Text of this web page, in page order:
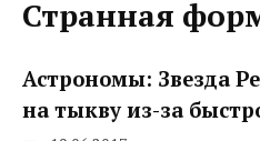
Странная
Астрономы: Звезда
на тыкву из-за